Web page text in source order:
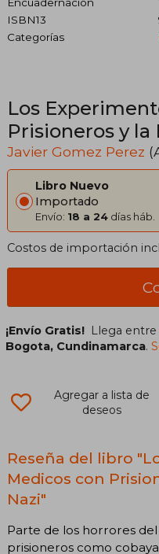
ISBN13
Categorías
Los
Prisioneros y la
Javier Gomez Perez
Libro Nuevo
Importado
Envío: 18 a 24 días háb.
Costos de importación
¡Envío Gratis! Llega entre
Bogota, Cundinamarca.
Agregar a lista de
deseos
Reseña del libro
Medicos con
Nazi"
Parte de los horrores
prisioneros como